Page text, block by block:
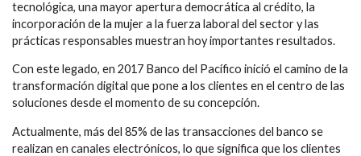
tecnológica, una mayor apertura democrática al crédito, la
incorporación de la mujer a la fuerza laboral del sector y las
prácticas responsables muestran hoy importantes resultados.
Con este legado, en 2017 Banco del Pacífico inició el camino de la
transformación digital que pone a los clientes en el centro de las
soluciones desde el momento de su concepción.
Actualmente, más del 85% de las transacciones del banco se
realizan en canales electrónicos, lo que significa que los clientes